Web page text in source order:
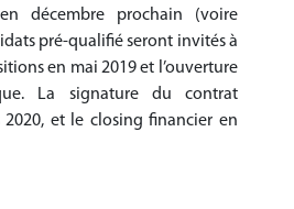
décembre prochain (voire
pré-qualifié seront invités à
en mai 2019 et l’ouverture
La signature du contrat
et le closing financier en